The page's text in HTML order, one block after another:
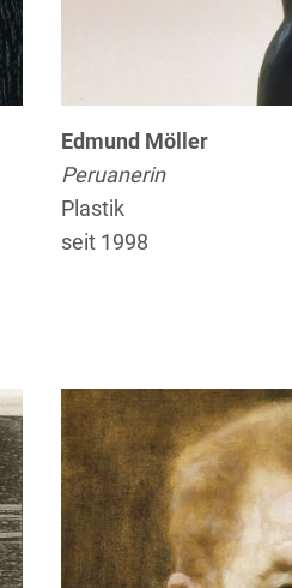
Edmund Möller
Peruanerin
Plastik
seit 1998